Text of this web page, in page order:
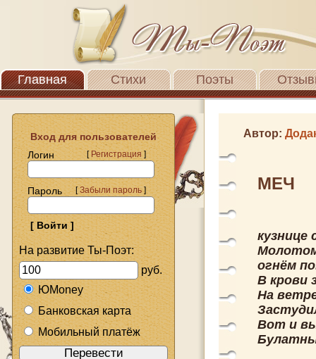
Главная Стихи Поэты
Вход для пользователей
Логин
[Регистрация]
Пароль [Забыли пароль]
На развитие Ты-Поэт:
руб.
ЮMoney
Банковская карта
Мобильный платёж
Автор:
МЕЧ
кузнице
огнём
В крови
На
Вот и